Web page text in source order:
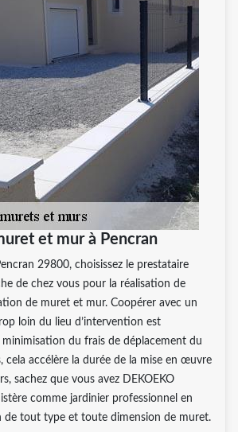
et mur à Pencran
29800, choisissez le prestataire
de chez vous pour la réalisation de
de muret et mur. Coopérer avec un
loin du lieu d’intervention est
du frais de déplacement du
cela accélère la durée de la mise en œuvre
sachez que vous avez DEKOEKO
comme jardinier professionnel en
de tout type et toute dimension de muret.